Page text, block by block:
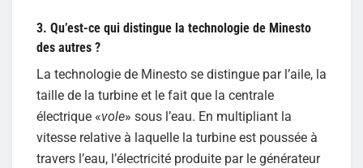
3. Qu’est-ce qui distingue la technologie de Minesto
des autres ?
La technologie de Minesto se distingue par l’aile, la
taille de la turbine et le fait que la centrale
électrique «vole» sous l’eau. En multipliant la
vitesse relative à laquelle la turbine est poussée à
travers l’eau, l’électricité produite par le générateur